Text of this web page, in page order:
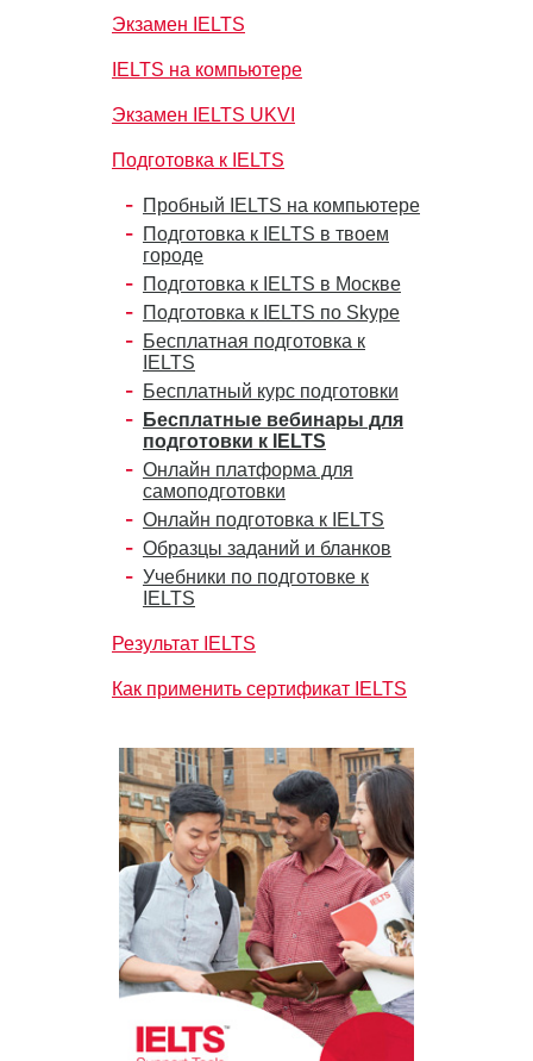
Экзамен IELTS
IELTS на компьютере
Экзамен IELTS UKVI
Подготовка к IELTS
Пробный IELTS на компьютере
Подготовка к IELTS в твоем
городе
Подготовка к IELTS в Москве
Подготовка к IELTS по Skype
Бесплатная подготовка к
IELTS
Бесплатный курс подготовки
Бесплатные вебинары для
подготовки к IELTS
Онлайн платформа для
самоподготовки
Онлайн подготовка к IELTS
Образцы заданий и бланков
Учебники по подготовке к
IELTS
Результат IELTS
Как применить сертификат IELTS